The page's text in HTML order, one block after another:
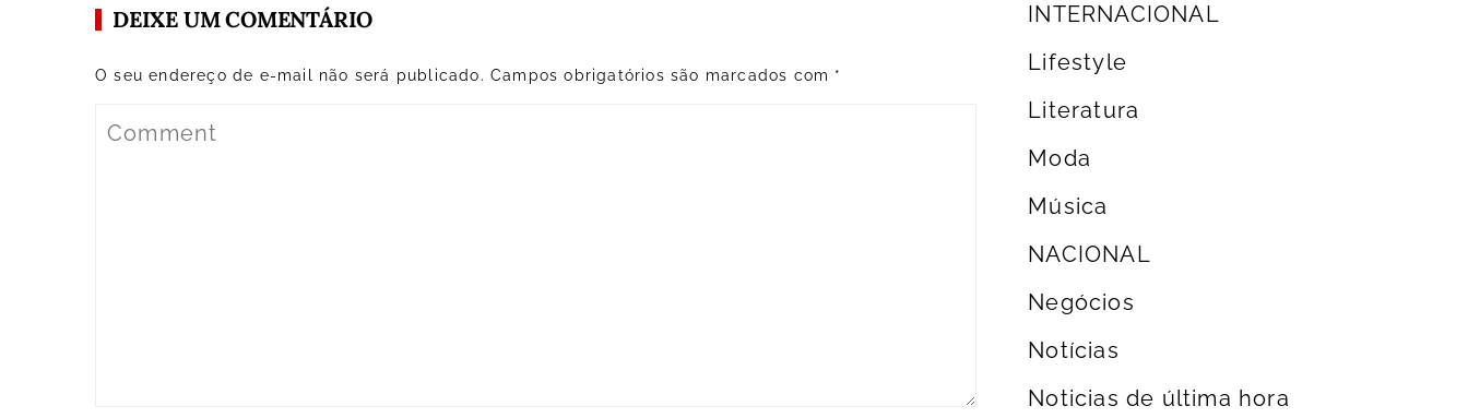
DEIXE UM COMENTÁRIO
O seu endereço de e-mail não será publicado. Campos obrigatórios são marcados com *
INTERNACIONAL
Lifestyle
Literatura
Moda
Música
NACIONAL
Negócios
Notícias
Noticias de última hora